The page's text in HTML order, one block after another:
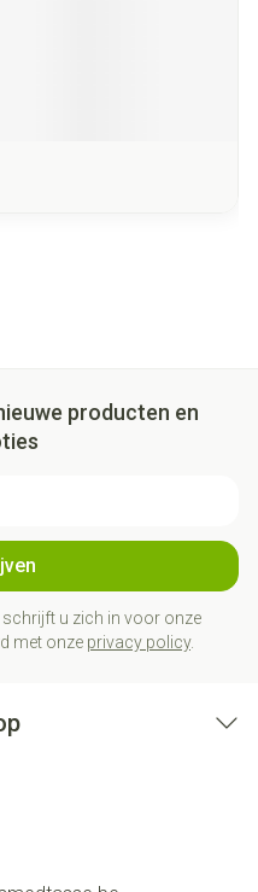
producten en
u zich in voor onze
met onze privacy policy.